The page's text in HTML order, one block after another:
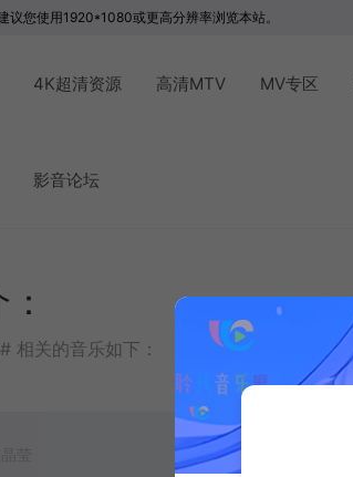
议您使用1920*1080或更高分辨率浏览本站。
4K超清资源 高清MTV MV专区
影音论坛
相关的音乐如下：